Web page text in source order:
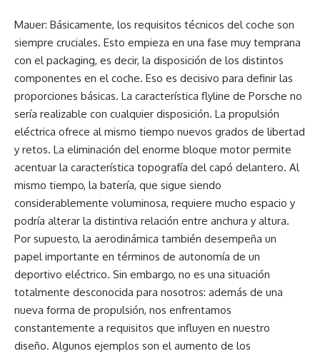
Mauer: Básicamente, los requisitos técnicos del coche son
siempre cruciales. Esto empieza en una fase muy temprana
con el packaging, es decir, la disposición de los distintos
componentes en el coche. Eso es decisivo para definir las
proporciones básicas. La característica flyline de Porsche no
sería realizable con cualquier disposición. La propulsión
eléctrica ofrece al mismo tiempo nuevos grados de libertad
y retos. La eliminación del enorme bloque motor permite
acentuar la característica topografía del capó delantero. Al
mismo tiempo, la batería, que sigue siendo
considerablemente voluminosa, requiere mucho espacio y
podría alterar la distintiva relación entre anchura y altura.
Por supuesto, la aerodinámica también desempeña un
papel importante en términos de autonomía de un
deportivo eléctrico. Sin embargo, no es una situación
totalmente desconocida para nosotros: además de una
nueva forma de propulsión, nos enfrentamos
constantemente a requisitos que influyen en nuestro
diseño. Algunos ejemplos son el aumento de los